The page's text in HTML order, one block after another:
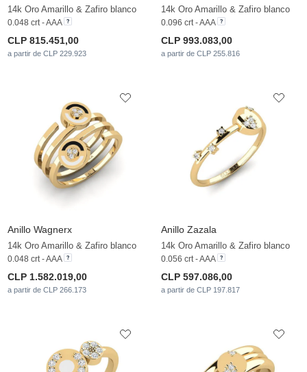
14k Oro Amarillo & Zafiro blanco
0.048 crt - AAA
CLP 815.451,00
a partir de CLP 229.923
14k Oro Amarillo & Zafiro blanco
0.096 crt - AAA
CLP 993.083,00
a partir de CLP 255.816
Anillo Wagnerx
14k Oro Amarillo & Zafiro blanco
0.048 crt - AAA
CLP 1.582.019,00
a partir de CLP 266.173
Anillo Zazala
14k Oro Amarillo & Zafiro blanco
0.056 crt - AAA
CLP 597.086,00
a partir de CLP 197.817